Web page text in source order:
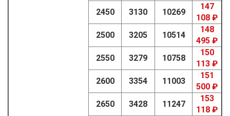
2450
3130 10269
147
108 ₽
2500
3205 10514
148
495 ₽
2550
3279 10758
150
113 ₽
2600
3354 11003
151
500 ₽
2650
3428 11247
153
118 ₽